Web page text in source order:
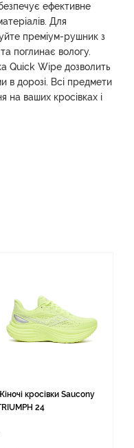
ефективне
Для
преміум-рушник з
поглинає вологу.
Quick Wipe дозволить
в дорозі. Всі предмети
на ваших кросівках і
кросівки Saucony
24